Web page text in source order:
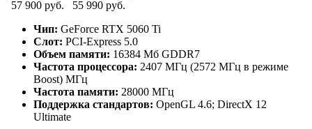
57 900 руб.
55 990 руб.
Чип: GeForce RTX 5060 Ti
Слот: PCI-Express 5.0
Объем памяти: 16384 Мб GDDR7
Частота процессора: 2407 МГц (2572 МГц в режиме
Boost) МГц
Частота памяти: 28000 МГц
Поддержка стандартов: OpenGL 4.6; DirectX 12
Ultimate